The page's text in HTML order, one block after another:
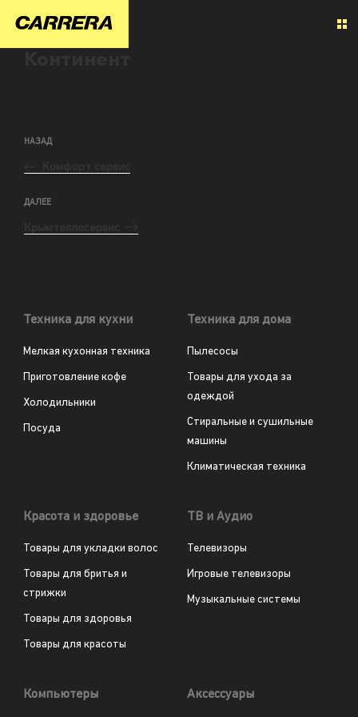
НАЗАД
ДАЛЕЕ
Техника для кухни
Мелкая кухонная техника
Приготовление кофе
Холодильники
Посуда
Техника для дома
Пылесосы
Товары для ухода за
одеждой
Стиральные и сушильные
машины
Климатическая техника
Красота и здоровье
Товары для укладки волос
Товары для бритья и
стрижки
Товары для здоровья
Товары для красоты
ТВ и Аудио
Телевизоры
Игровые телевизоры
Музыкальные системы
Компьютеры Аксессуары